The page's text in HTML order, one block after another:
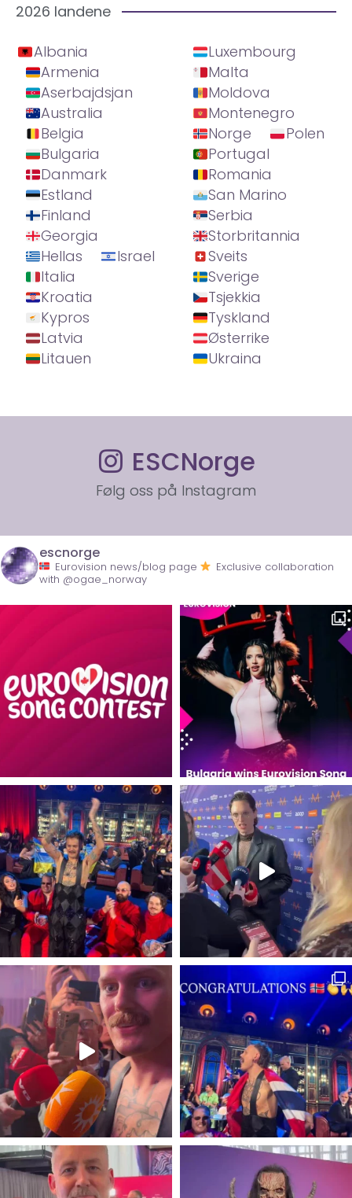
2026 landene
Albania
Armenia
Aserbajdsjan
Australia
Belgia
Bulgaria
Danmark
Estland
Finland
Georgia
Hellas
Israel
Italia
Kroatia
Kypros
Latvia
Litauen
Luxembourg
Malta
Moldova
Montenegro
Norge
Polen
Portugal
Romania
San Marino
Serbia
Storbritannia
Sveits
Sverige
Tsjekkia
Tyskland
Østerrike
Ukraina
ESCNorge
Følg oss på Instagram
escnorge
Eurovision news/blog page
Exclusive collaboration
with @ogae_norway